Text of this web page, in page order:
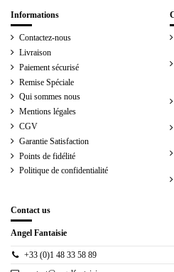
Informations
Contactez-nous
Livraison
Paiement sécurisé
Remise Spéciale
Qui sommes nous
Mentions légales
CGV
Garantie Satisfaction
Points de fidélité
Politique de confidentialité
Contact us
Angel Fantaisie
+33 (0)1 48 33 58 89